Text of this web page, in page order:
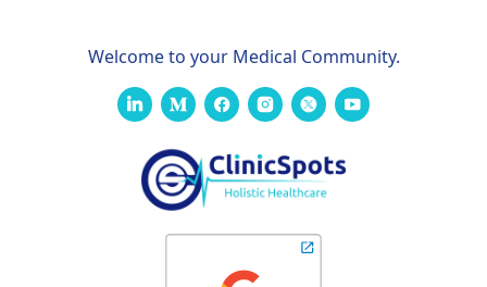
Welcome to your Medical Community.